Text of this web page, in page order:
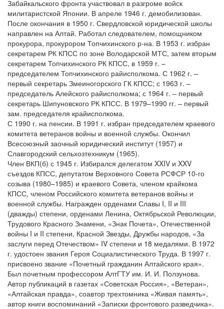
Забайкальского фронта участвовал в разгроме войск
милитаристской Японии. В апреле 1946 г. демобилизован.
После окончания в 1950 г. Свердловской юридической школы
направлен на Алтай. Работал следователем, помощником
прокурора, прокурором Топчихинского р-на. В 1953 г. избран
секретарем РК КПСС по зоне Володарской МТС, затем вторым
секретарем Топчихинского РК КПСС, в 1959 г. –
председателем Топчихинского райисполкома. С 1962 г. –
первый секретарь Змеиногорского ГК КПСС; с 1963 г. –
председатель Алейского райисполкома; с 1964 г. – первый
секретарь Шипуновского РК КПСС. В 1979–1990 гг. – первый
зам. председателя крайисполкома.
С 1990 г. на пенсии. В 1991 г. избран председателем краевого
комитета ветеранов войны и военной службы. Окончил
Всесоюзный заочный юридический институт (1957) и
Славгородский сельхозтехникум (1965).
Член ВКП(б) с 1945 г. Избирался делегатом XXIV и XXV
съездов КПСС, депутатом Верховного Совета РСФСР 10-го
созыва (1980–1985) и краевого Совета, членом крайкома
КПСС, членом Российского комитета ветеранов войны и
военной службы. Награжден орденами Славы I, II и III
(дважды) степени, орденами Ленина, Октябрьской Революции,
Трудового Красного Знамени, «Знак Почета», Отечественной
войны I и II степени, Красной Звезды, Дружбы народов, «За
заслуги перед Отечеством» IV степени и 18 медалями. В 1972
г. удостоен звания Героя Социалистического Труда. В 1997 г.
присвоено звание «Почетный гражданин Алтайского края».
Был почетным профессором АлтГТУ им. И. И. Ползунова.
Автор публикаций в газетах «Советская Россия», «Ветеран»,
«Алтайская правда», соавтор трехтомника «Живая память»,
автор книги воспоминаний «Записки фронтового разведчика».